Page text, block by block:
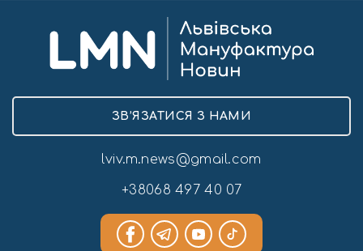
ЗВ’ЯЗАТИСЯ З НАМИ
lviv.m.news@gmail.com
+38068 497 40 07